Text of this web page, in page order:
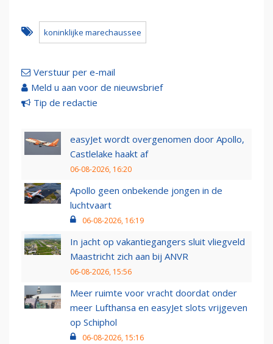
koninklijke marechaussee
Verstuur per e-mail
Meld u aan voor de nieuwsbrief
Tip de redactie
easyJet wordt overgenomen door Apollo,
Castlelake haakt af
06-08-2026, 16:20
Apollo geen onbekende jongen in de
luchtvaart
06-08-2026, 16:19
In jacht op vakantiegangers sluit vliegveld
Maastricht zich aan bij ANVR
06-08-2026, 15:56
Meer ruimte voor vracht doordat onder
meer Lufthansa en easyJet slots vrijgeven
op Schiphol
06-08-2026, 15:16